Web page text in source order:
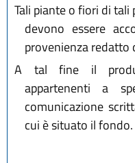
Tali piante o fiori di
devono essere
provenienza redatto
A tal fine il
appartenenti a
comunicazione
cui è situato il fondo.